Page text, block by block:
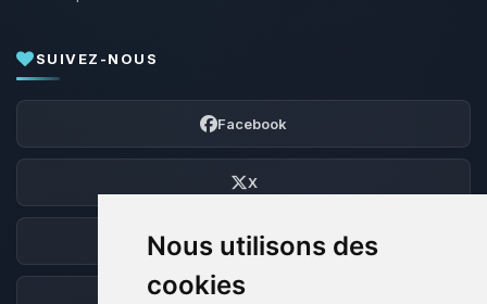
Nous utilisons des
cookies
SUIVEZ-NOUS
Facebook
X
Discord
Forum